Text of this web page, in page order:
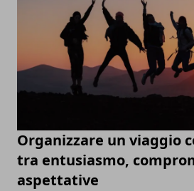
Organizzare un viaggio
tra entusiasmo,
aspettative